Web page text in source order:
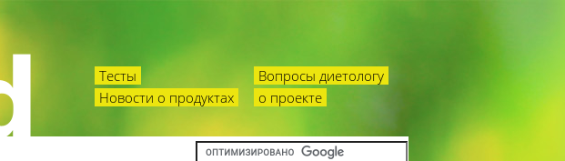
Тесты
Новости о продуктах
Вопросы диетологу
о проекте